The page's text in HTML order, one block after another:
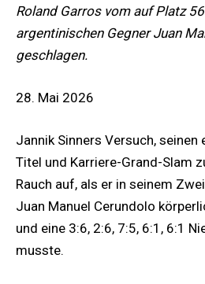
Roland Garros vom auf Platz
argentinischen Gegner Juan
geschlagen.
28. Mai 2026
Jannik ‌Sinners Versuch, seinen
Titel und Karriere-Grand-Slam
Rauch auf, als er in seinem
Juan Manuel Cerundolo
und eine 3:6, 2:6, 7:5, 6:1, 6:1
musste.